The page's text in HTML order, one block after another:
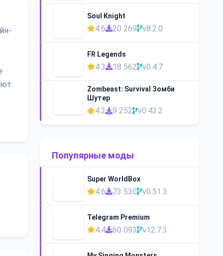
Soul Knight
4.6 20 269 v8.2.0
FR Legends
4.3 18 562 v0.4.7
Zombeast: Survival Зомби
Шутер
4.2 9 252 v0.43.2
Популярные моды
Super WorldBox
4.6 73 530 v0.51.3
Telegram Premium
4.4 60 093 v12.7.3